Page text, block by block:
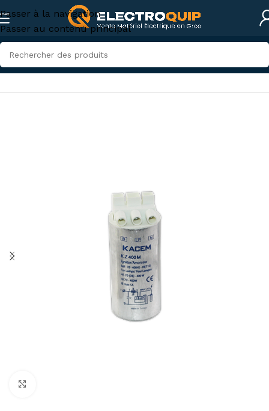
Passer à la navigation
Passer au contenu principal
Accueil/Électronique industrielle